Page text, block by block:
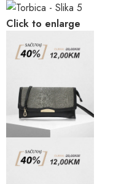
Click to enlarge